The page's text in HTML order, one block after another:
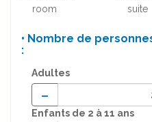
room
suite
• Nombre de
:
Adultes
-
Enfants de 2 à 11 ans